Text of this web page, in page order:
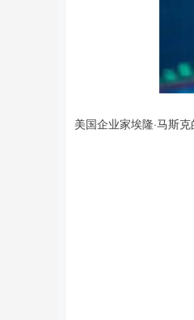
美国企业家埃隆·马斯